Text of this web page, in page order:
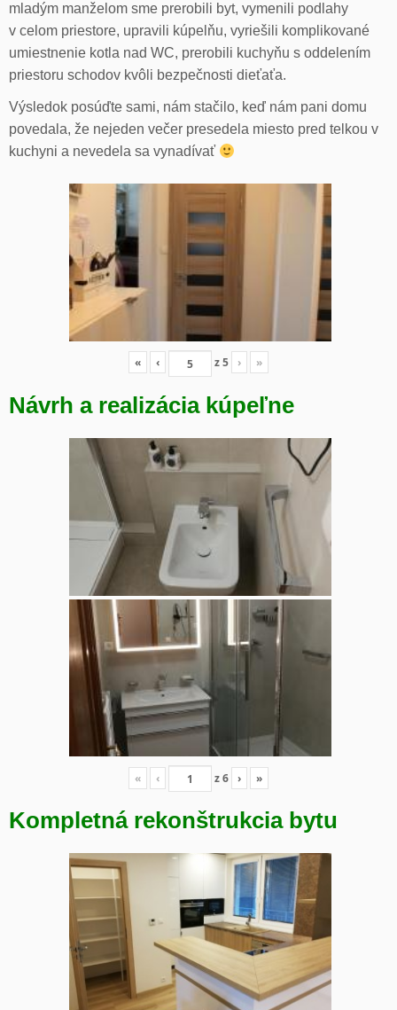
mladým manželom sme prerobili byt, vymenili podlahy
v celom priestore, upravili kúpelňu, vyriešili komplikované
umiestnenie kotla nad WC, prerobili kuchyňu s oddelením
priestoru schodov kvôli bezpečnosti dieťaťa.
Výsledok posúďte sami, nám stačilo, keď nám pani domu
povedala, že nejeden večer presedela miesto pred telkou v
kuchyni a nevedela sa vynadívať
« ‹ z5 › »
Návrh a realizácia kúpeľne
« ‹ z6 › »
Kompletná rekonštrukcia bytu